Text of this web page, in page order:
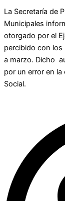
La Secretaría de
Municipales
otorgado por el
percibido con
a marzo. Dicho
por un error en
Social.